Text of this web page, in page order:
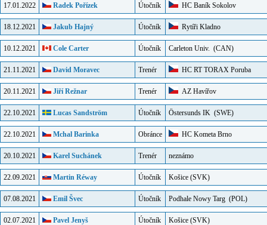
17.01.2022 Radek Pořízek Útočník HC Baník Sokolov
18.12.2021 Jakub Hajný Útočník Rytíři Kladno
10.12.2021 Cole Carter Útočník Carleton Univ. (CAN)
21.11.2021 David Moravec Trenér HC RT TORAX Poruba
20.11.2021 Jiří Režnar Trenér AZ Havířov
22.10.2021 Lucas Sandström Útočník Östersunds IK (SWE)
22.10.2021 Mchal Barinka Obránce HC Kometa Brno
20.10.2021 Karel Suchánek Trenér neznámo
22.09.2021 Martin Réway Útočník Košice (SVK)
07.08.2021 Emil Švec Útočník Podhale Nowy Targ (POL)
02.07.2021 Pavel Jenyš Útočník Košice (SVK)